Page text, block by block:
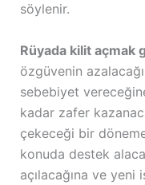
söylenir.
Rüyada kilit açmak
özgüvenin
sebebiyet
kadar zafer
çekeceği bir
konuda destek
açılacağına ve